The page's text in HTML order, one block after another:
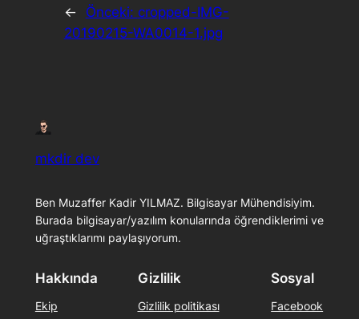
← Önceki: cropped-IMG-
20190215-WA0014-1.jpg
mkdir dev
Ben Muzaffer Kadir YILMAZ. Bilgisayar Mühendisiyim.
Burada bilgisayar/yazılım konularında öğrendiklerimi ve
uğraştıklarımı paylaşıyorum.
Hakkında
Ekip
Gizlilik
Gizlilik politikası
Sosyal
Facebook